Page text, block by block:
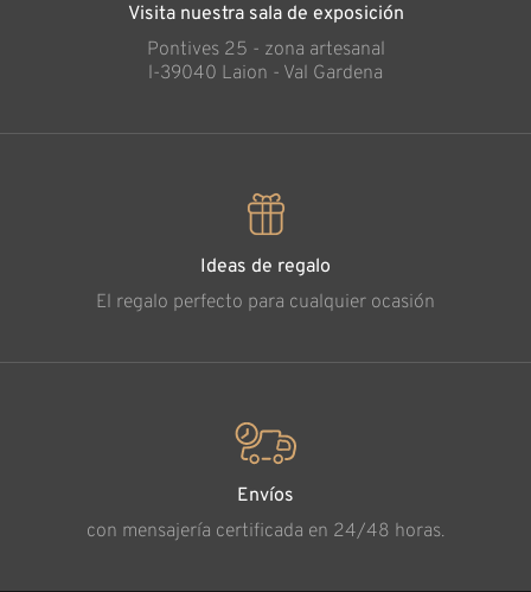
Visita nuestra sala de exposición
Pontives 25 - zona artesanal
l-39040 Laion - Val Gardena
Ideas de regalo
El regalo perfecto para cualquier ocasión
Envíos
con mensajería certificada en 24/48 horas.